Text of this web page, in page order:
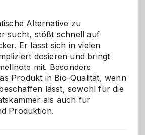
für
Hunde
im
eigenen
Zuhause
Alternative zu
sucht, stößt schnell auf
Er lässt sich in vielen
dosieren und bringt
mit. Besonders
Produkt in Bio-Qualität, wenn
lässt, sowohl für die
als auch für
Produktion.